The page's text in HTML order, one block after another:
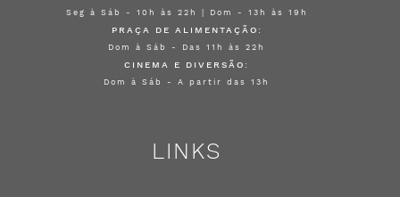
Seg à Sáb - 10h às 22h | Dom - 13h às 19h
PRAÇA DE ALIMENTAÇÃO:
Dom à Sáb - Das 11h às 22h
CINEMA E DIVERSÃO:
Dom à Sáb - A partir das 13h
LINKS